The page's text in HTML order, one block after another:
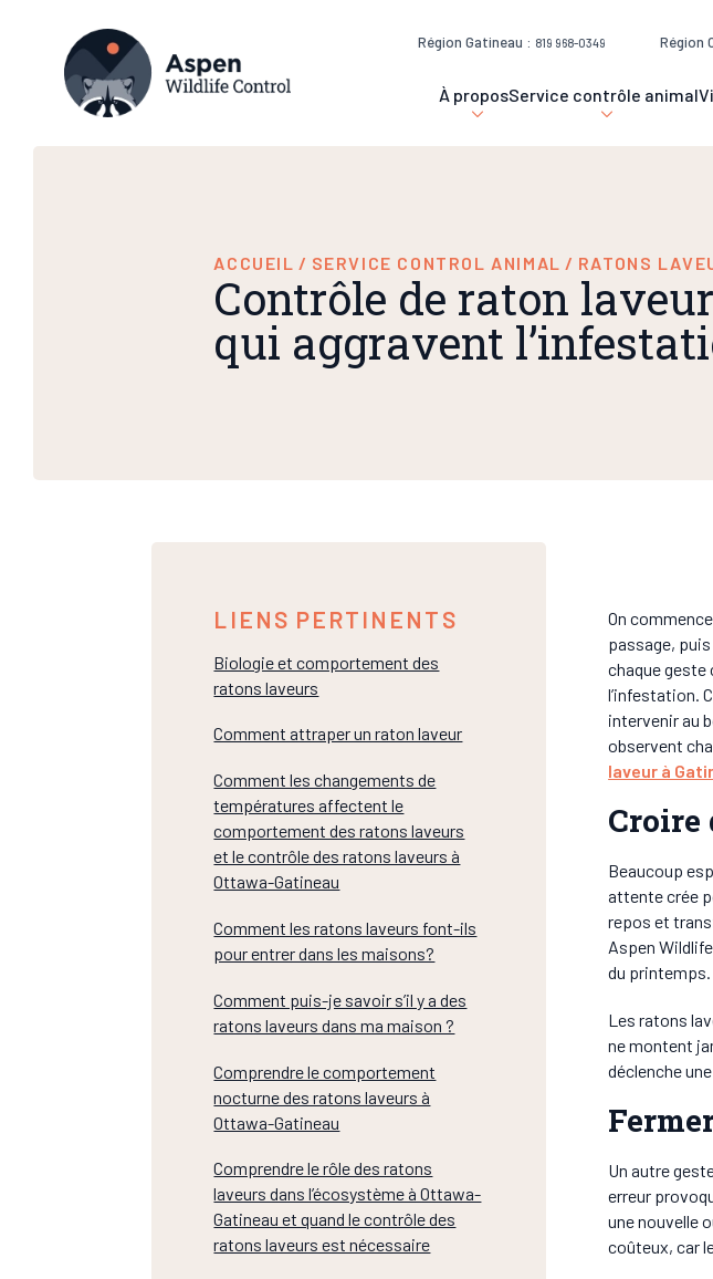
Région Gatineau : 819 968-0349 Région
À proposService contrôle animal
ACCUEIL / SERVICE CONTROL ANIMAL / RATONS
Contrôle de raton
qui aggravent
LIENS PERTINENTS
Biologie et comportement des
ratons laveurs
Comment attraper un raton laveur
Comment les changements de
températures affectent le
comportement des ratons laveurs
et le contrôle des ratons laveurs à
Ottawa-Gatineau
Comment les ratons laveurs font-ils
pour entrer dans les maisons?
Comment puis-je savoir s’il y a des
ratons laveurs dans ma maison ?
Comprendre le comportement
nocturne des ratons laveurs à
Ottawa-Gatineau
Comprendre le rôle des ratons
laveurs dans l’écosystème à Ottawa-
Gatineau et quand le contrôle des
ratons laveurs est nécessaire
On
passage,
chaque
l’infestation.
intervenir au
observent
laveur à
Croire
Beaucoup
attente crée
repos et
Aspen
du printemps.
Les ratons
ne montent
déclenche
Un autre
erreur
une nouvelle
coûteux, car